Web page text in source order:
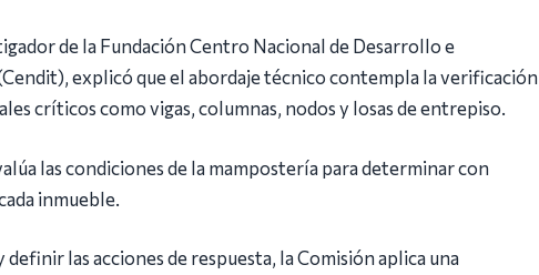
de la Fundación Centro Nacional de Desarrollo e
explicó que el abordaje técnico contempla la verificación
críticos como vigas, columnas, nodos y losas de entrepiso.
las condiciones de la mampostería para determinar con
inmueble.
las acciones de respuesta, la Comisión aplica una